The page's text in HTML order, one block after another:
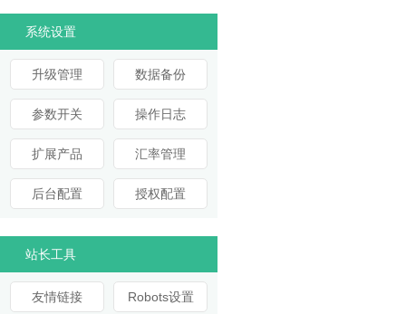
系统设置
升级管理 数据备份
参数开关 操作日志
扩展产品 汇率管理
后台配置 授权配置
站长工具
友情链接 Robots设置